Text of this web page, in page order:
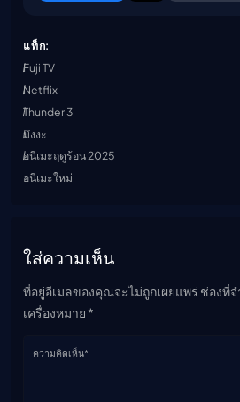
แท็ก:
Fuji TV
Netflix
Thunder 3
มังงะ
อนิเมะฤดูร้อน 2025
อนิเมะใหม่
ใส่ความเห็น
ที่อยู่อีเมลของคุณจะไม่ถูกเผยแพร่ ช่องที่
เครื่องหมาย *
ความคิดเห็น*